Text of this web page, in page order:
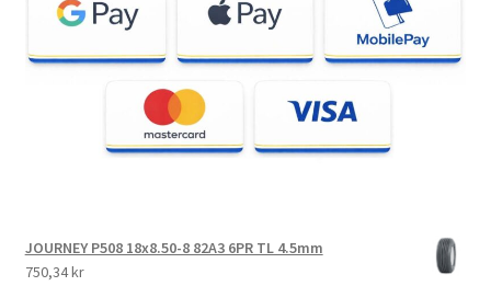
JOURNEY P508 18x8.50-8 82A3 6PR TL 4.5mm
750,34 kr